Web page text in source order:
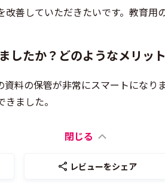
善していただきたいです。教育用
したか？どのようなメリッ
料の保管が非常にスマートになり
ました。
閉じる
レビューをシェア